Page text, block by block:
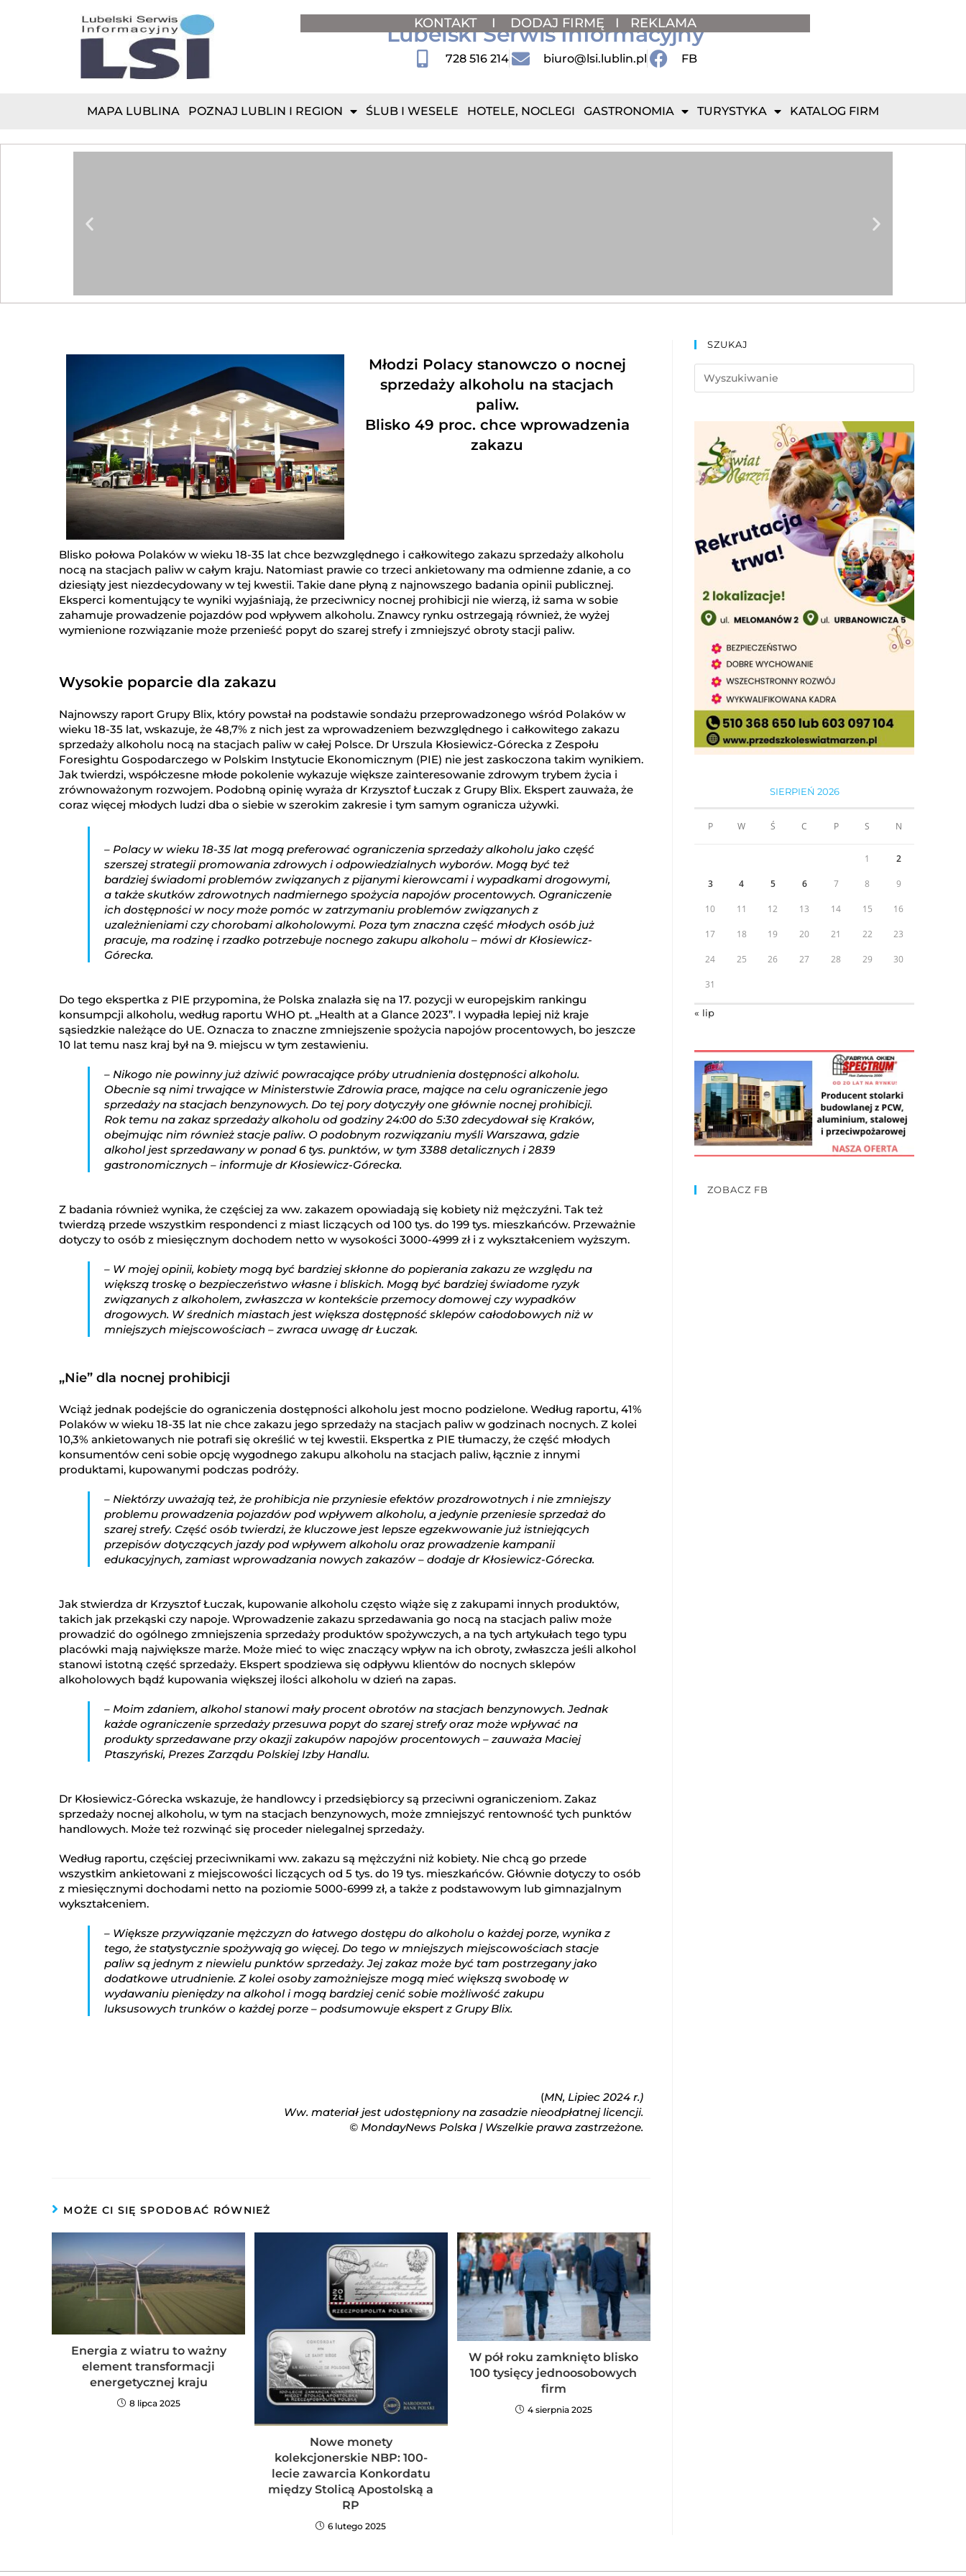
KONTAKT I DODAJ FIRMĘ I REKLAMA
Lubelski Serwis Informacyjny
728 516 214 biuro@lsi.lublin.pl FB
MAPA LUBLINA POZNAJ LUBLIN I REGION ŚLUB I WESELE HOTELE, NOCLEGI GASTRONOMIA TURYSTYKA KATALOG FIRM
Młodzi Polacy stanowczo o nocnej
sprzedaży alkoholu na stacjach
paliw.
Blisko 49 proc. chce wprowadzenia
zakazu
Blisko połowa Polaków w wieku 18-35 lat chce bezwzględnego i całkowitego zakazu sprzedaży alkoholu
nocą na stacjach paliw w całym kraju. Natomiast prawie co trzeci ankietowany ma odmienne zdanie, a co
dziesiąty jest niezdecydowany w tej kwestii. Takie dane płyną z najnowszego badania opinii publicznej.
Eksperci komentujący te wyniki wyjaśniają, że przeciwnicy nocnej prohibicji nie wierzą, iż sama w sobie
zahamuje prowadzenie pojazdów pod wpływem alkoholu. Znawcy rynku ostrzegają również, że wyżej
wymienione rozwiązanie może przenieść popyt do szarej strefy i zmniejszyć obroty stacji paliw.
Wysokie poparcie dla zakazu
Najnowszy raport Grupy Blix, który powstał na podstawie sondażu przeprowadzonego wśród Polaków w
wieku 18-35 lat, wskazuje, że 48,7% z nich jest za wprowadzeniem bezwzględnego i całkowitego zakazu
sprzedaży alkoholu nocą na stacjach paliw w całej Polsce. Dr Urszula Kłosiewicz-Górecka z Zespołu
Foresightu Gospodarczego w Polskim Instytucie Ekonomicznym (PIE) nie jest zaskoczona takim wynikiem.
Jak twierdzi, współczesne młode pokolenie wykazuje większe zainteresowanie zdrowym trybem życia i
zrównoważonym rozwojem. Podobną opinię wyraża dr Krzysztof Łuczak z Grupy Blix. Ekspert zauważa, że
coraz więcej młodych ludzi dba o siebie w szerokim zakresie i tym samym ogranicza używki.
– Polacy w wieku 18-35 lat mogą preferować ograniczenia sprzedaży alkoholu jako część
szerszej strategii promowania zdrowych i odpowiedzialnych wyborów. Mogą być też
bardziej świadomi problemów związanych z pijanymi kierowcami i wypadkami drogowymi,
a także skutków zdrowotnych nadmiernego spożycia napojów procentowych. Ograniczenie
ich dostępności w nocy może pomóc w zatrzymaniu problemów związanych z
uzależnieniami czy chorobami alkoholowymi. Poza tym znaczna część młodych osób już
pracuje, ma rodzinę i rzadko potrzebuje nocnego zakupu alkoholu – mówi dr Kłosiewicz-
Górecka.
Do tego ekspertka z PIE przypomina, że Polska znalazła się na 17. pozycji w europejskim rankingu
konsumpcji alkoholu, według raportu WHO pt. „Health at a Glance 2023”. I wypadła lepiej niż kraje
sąsiedzkie należące do UE. Oznacza to znaczne zmniejszenie spożycia napojów procentowych, bo jeszcze
10 lat temu nasz kraj był na 9. miejscu w tym zestawieniu.
– Nikogo nie powinny już dziwić powracające próby utrudnienia dostępności alkoholu.
Obecnie są nimi trwające w Ministerstwie Zdrowia prace, mające na celu ograniczenie jego
sprzedaży na stacjach benzynowych. Do tej pory dotyczyły one głównie nocnej prohibicji.
Rok temu na zakaz sprzedaży alkoholu od godziny 24:00 do 5:30 zdecydował się Kraków,
obejmując nim również stacje paliw. O podobnym rozwiązaniu myśli Warszawa, gdzie
alkohol jest sprzedawany w ponad 6 tys. punktów, w tym 3388 detalicznych i 2839
gastronomicznych – informuje dr Kłosiewicz-Górecka.
Z badania również wynika, że częściej za ww. zakazem opowiadają się kobiety niż mężczyźni. Tak też
twierdzą przede wszystkim respondenci z miast liczących od 100 tys. do 199 tys. mieszkańców. Przeważnie
dotyczy to osób z miesięcznym dochodem netto w wysokości 3000-4999 zł i z wykształceniem wyższym.
– W mojej opinii, kobiety mogą być bardziej skłonne do popierania zakazu ze względu na
większą troskę o bezpieczeństwo własne i bliskich. Mogą być bardziej świadome ryzyk
związanych z alkoholem, zwłaszcza w kontekście przemocy domowej czy wypadków
drogowych. W średnich miastach jest większa dostępność sklepów całodobowych niż w
mniejszych miejscowościach – zwraca uwagę dr Łuczak.
„Nie” dla nocnej prohibicji
Wciąż jednak podejście do ograniczenia dostępności alkoholu jest mocno podzielone. Według raportu, 41%
Polaków w wieku 18-35 lat nie chce zakazu jego sprzedaży na stacjach paliw w godzinach nocnych. Z kolei
10,3% ankietowanych nie potrafi się określić w tej kwestii. Ekspertka z PIE tłumaczy, że część młodych
konsumentów ceni sobie opcję wygodnego zakupu alkoholu na stacjach paliw, łącznie z innymi
produktami, kupowanymi podczas podróży.
– Niektórzy uważają też, że prohibicja nie przyniesie efektów prozdrowotnych i nie zmniejszy
problemu prowadzenia pojazdów pod wpływem alkoholu, a jedynie przeniesie sprzedaż do
szarej strefy. Część osób twierdzi, że kluczowe jest lepsze egzekwowanie już istniejących
przepisów dotyczących jazdy pod wpływem alkoholu oraz prowadzenie kampanii
edukacyjnych, zamiast wprowadzania nowych zakazów – dodaje dr Kłosiewicz-Górecka.
Jak stwierdza dr Krzysztof Łuczak, kupowanie alkoholu często wiąże się z zakupami innych produktów,
takich jak przekąski czy napoje. Wprowadzenie zakazu sprzedawania go nocą na stacjach paliw może
prowadzić do ogólnego zmniejszenia sprzedaży produktów spożywczych, a na tych artykułach tego typu
placówki mają największe marże. Może mieć to więc znaczący wpływ na ich obroty, zwłaszcza jeśli alkohol
stanowi istotną część sprzedaży. Ekspert spodziewa się odpływu klientów do nocnych sklepów
alkoholowych bądź kupowania większej ilości alkoholu w dzień na zapas.
– Moim zdaniem, alkohol stanowi mały procent obrotów na stacjach benzynowych. Jednak
każde ograniczenie sprzedaży przesuwa popyt do szarej strefy oraz może wpływać na
produkty sprzedawane przy okazji zakupów napojów procentowych – zauważa Maciej
Ptaszyński, Prezes Zarządu Polskiej Izby Handlu.
Dr Kłosiewicz-Górecka wskazuje, że handlowcy i przedsiębiorcy są przeciwni ograniczeniom. Zakaz
sprzedaży nocnej alkoholu, w tym na stacjach benzynowych, może zmniejszyć rentowność tych punktów
handlowych. Może też rozwinąć się proceder nielegalnej sprzedaży.
Według raportu, częściej przeciwnikami ww. zakazu są mężczyźni niż kobiety. Nie chcą go przede
wszystkim ankietowani z miejscowości liczących od 5 tys. do 19 tys. mieszkańców. Głównie dotyczy to osób
z miesięcznymi dochodami netto na poziomie 5000-6999 zł, a także z podstawowym lub gimnazjalnym
wykształceniem.
– Większe przywiązanie mężczyzn do łatwego dostępu do alkoholu o każdej porze, wynika z
tego, że statystycznie spożywają go więcej. Do tego w mniejszych miejscowościach stacje
paliw są jednym z niewielu punktów sprzedaży. Jej zakaz może być tam postrzegany jako
dodatkowe utrudnienie. Z kolei osoby zamożniejsze mogą mieć większą swobodę w
wydawaniu pieniędzy na alkohol i mogą bardziej cenić sobie możliwość zakupu
luksusowych trunków o każdej porze – podsumowuje ekspert z Grupy Blix.
(MN, Lipiec 2024 r.)
Ww. materiał jest udostępniony na zasadzie nieodpłatnej licencji.
© MondayNews Polska | Wszelkie prawa zastrzeżone.
MOŻE CI SIĘ SPODOBAĆ RÓWNIEŻ
Energia z wiatru to ważny
element transformacji
energetycznej kraju
8 lipca 2025
Nowe monety
kolekcjonerskie NBP: 100-
lecie zawarcia Konkordatu
między Stolicą Apostolską a
RP
6 lutego 2025
W pół roku zamknięto blisko
100 tysięcy jednoosobowych
firm
4 sierpnia 2025
SZUKAJ
SIERPIEŃ 2026
P W Ś C P S N
1 2
3 4 5 6 7 8 9
10 11 12 13 14 15 16
17 18 19 20 21 22 23
24 25 26 27 28 29 30
31
« lip
ZOBACZ FB